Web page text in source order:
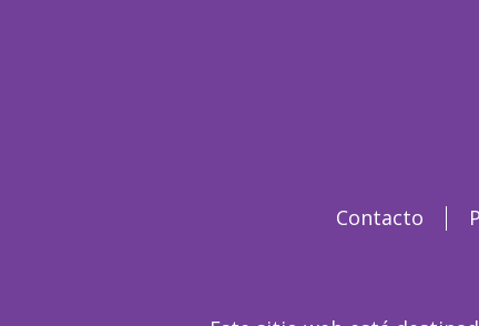
Contacto